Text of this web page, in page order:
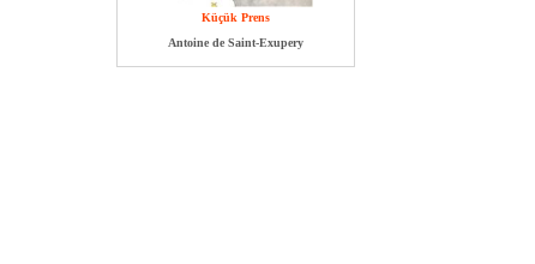
Küçük Prens
Antoine de Saint-Exupery